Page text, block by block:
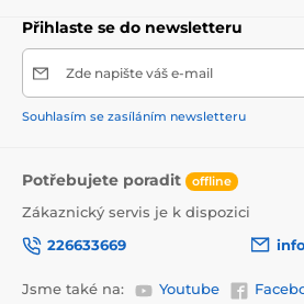
Přihlaste se do newsletteru
Zde napište váš e-mail
Souhlasím se zasíláním newsletteru
Potřebujete poradit offline
Zákaznický servis je k dispozici
226633669
Jsme také na: Youtube